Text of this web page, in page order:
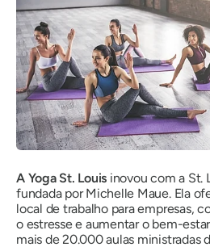
A Yoga St. Louis inovou com a St.
fundada por Michelle Maue. Ela
local de trabalho para empresas,
o estresse e aumentar o bem-
mais de 20.000 aulas ministradas